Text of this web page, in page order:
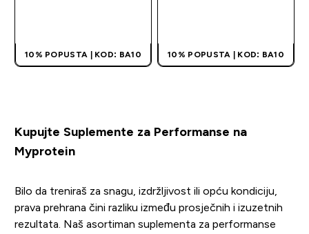
10% POPUSTA | KOD: BA10 10% POPUSTA | KOD: BA10
Kupujte Suplemente za Performanse na
Myprotein
Bilo da treniraš za snagu, izdržljivost ili opću kondiciju,
prava prehrana čini razliku između prosječnih i izuzetnih
rezultata. Naš asortiman suplementa za performanse